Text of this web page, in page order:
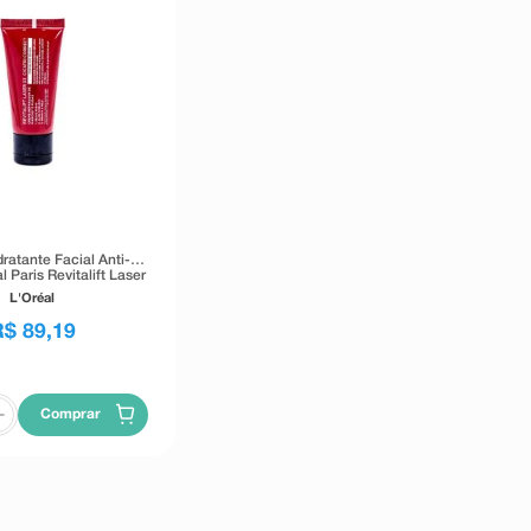
Facial Anti-
Paris Revitalift Laser
FPS25 30ml
L'Oréal
89,19
Comprar